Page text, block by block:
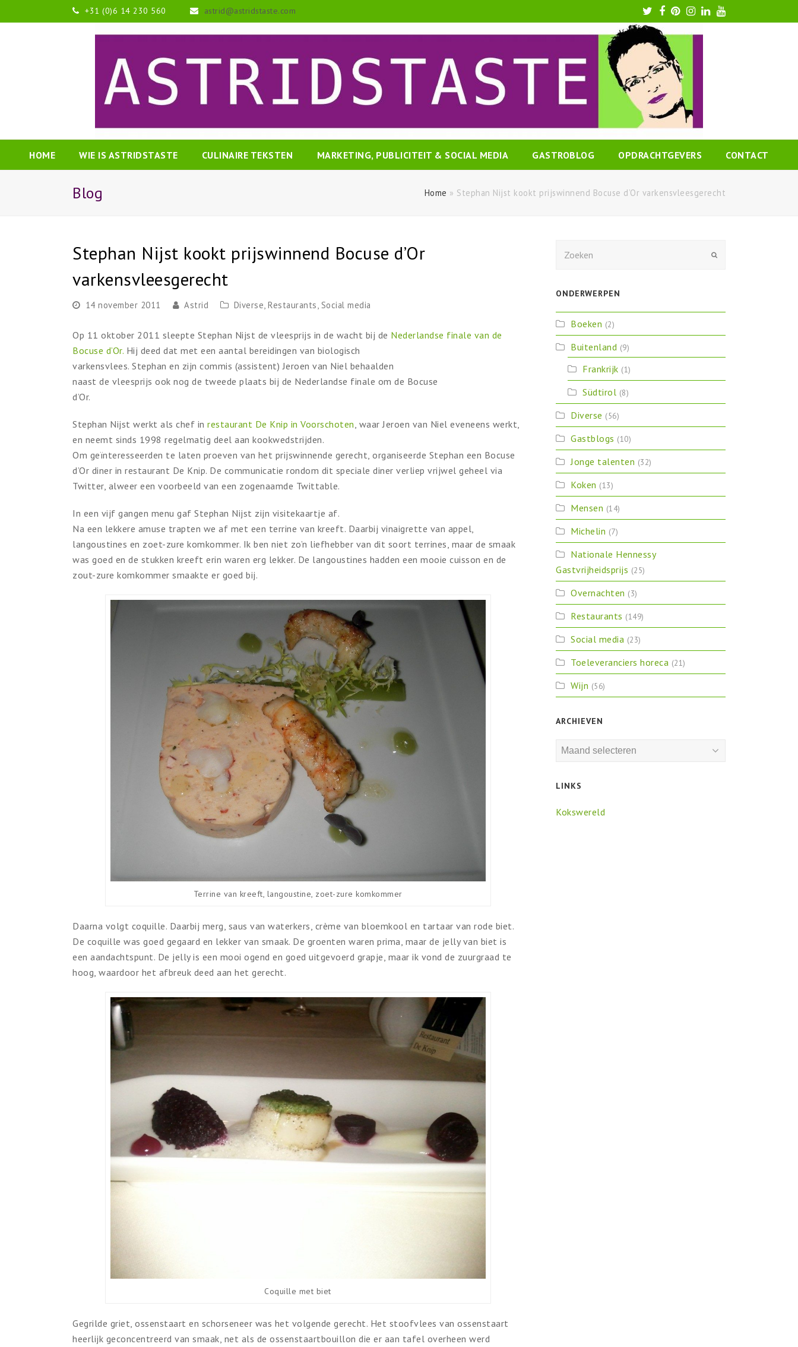
+31 (0)6 14 230 560 astrid@astridstaste.com Twitter
Facebook
Pinterest
Instagram
LinkedIn
Youtube
HOME WIE IS ASTRIDSTASTE CULINAIRE TEKSTEN MARKETING, PUBLICITEIT & SOCIAL MEDIA GASTROBLOG OPDRACHTGEVERS CONTACT
Blog Home » Stephan Nijst kookt prijswinnend Bocuse d’Or varkensvleesgerecht
Stephan Nijst kookt prijswinnend Bocuse d’Or
varkensvleesgerecht
14 november 2011 Astrid Diverse, Restaurants, Social media
Op 11 oktober 2011 sleepte Stephan Nijst de vleesprijs in de wacht bij de Nederlandse finale van de
Bocuse d’Or. Hij deed dat met een aantal bereidingen van biologisch
varkensvlees. Stephan en zijn commis (assistent) Jeroen van Niel behaalden
naast de vleesprijs ook nog de tweede plaats bij de Nederlandse finale om de Bocuse
d’Or.
Stephan Nijst werkt als chef in restaurant De Knip in Voorschoten, waar Jeroen van Niel eveneens werkt,
en neemt sinds 1998 regelmatig deel aan kookwedstrijden.
Om geïnteresseerden te laten proeven van het prijswinnende gerecht, organiseerde Stephan een Bocuse
d’Or diner in restaurant De Knip. De communicatie rondom dit speciale diner verliep vrijwel geheel via
Twitter, alweer een voorbeeld van een zogenaamde Twittable.
In een vijf gangen menu gaf Stephan Nijst zijn visitekaartje af.
Na een lekkere amuse trapten we af met een terrine van kreeft. Daarbij vinaigrette van appel,
langoustines en zoet-zure komkommer. Ik ben niet zo’n liefhebber van dit soort terrines, maar de smaak
was goed en de stukken kreeft erin waren erg lekker. De langoustines hadden een mooie cuisson en de
zout-zure komkommer smaakte er goed bij.
Terrine van kreeft, langoustine, zoet-zure komkommer
Daarna volgt coquille. Daarbij merg, saus van waterkers, crème van bloemkool en tartaar van rode biet.
De coquille was goed gegaard en lekker van smaak. De groenten waren prima, maar de jelly van biet is
een aandachtspunt. De jelly is een mooi ogend en goed uitgevoerd grapje, maar ik vond de zuurgraad te
hoog, waardoor het afbreuk deed aan het gerecht.
Coquille met biet
Gegrilde griet, ossenstaart en schorseneer was het volgende gerecht. Het stoofvlees van ossenstaart
heerlijk geconcentreerd van smaak, net als de ossenstaartbouillon die er aan tafel overheen werd
ONDERWERPEN
Boeken (2)
Buitenland (9)
Frankrijk (1)
Südtirol (8)
Diverse (56)
Gastblogs (10)
Jonge talenten (32)
Koken (13)
Mensen (14)
Michelin (7)
Nationale Hennessy
Gastvrijheidsprijs (25)
Overnachten (3)
Restaurants (149)
Social media (23)
Toeleveranciers horeca (21)
Wijn (56)
ARCHIEVEN
Archieven
LINKS
Kokswereld